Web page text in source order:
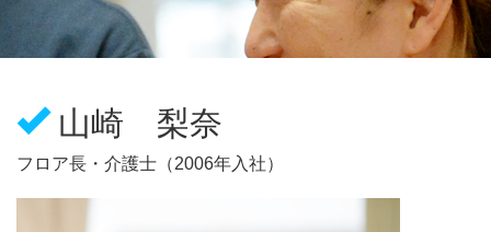
山崎 梨奈
フロア長・介護士（2006年入社）